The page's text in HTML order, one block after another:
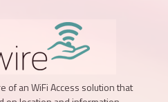
of an WiFi Access solution that